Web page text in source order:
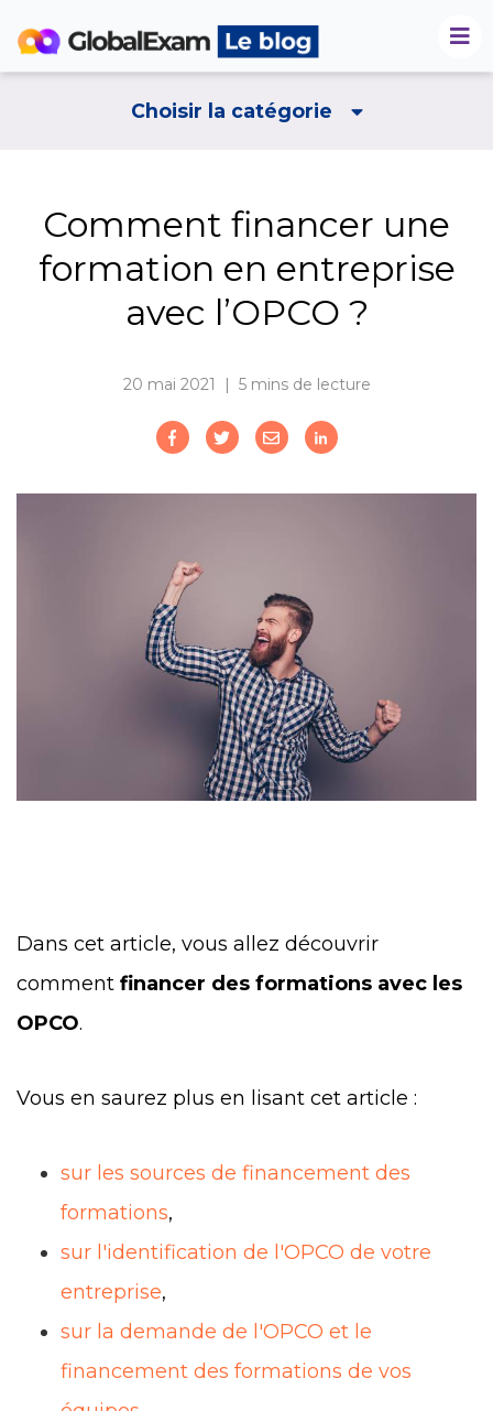
Choisir la catégorie
Comment financer une
formation en entreprise
avec l’OPCO ?
20 mai 2021 | 5 mins de lecture
Dans cet article, vous allez découvrir
comment financer des formations avec les
OPCO.
Vous en saurez plus en lisant cet article :
sur les sources de financement des
formations,
sur l'identification de l'OPCO de votre
entreprise,
sur la demande de l'OPCO et le
financement des formations de vos